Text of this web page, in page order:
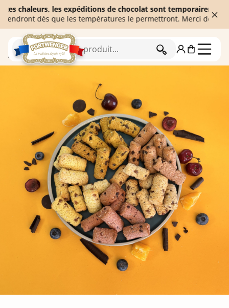
les expéditions de chocolat sont temporairement
dès que les températures le permettront. Merci de votre
RECHERCHER
Accueil Biscuiterie